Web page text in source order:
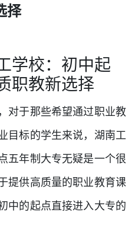
择
学校：初中起
职教新选择
对于那些希望通过职业教
目标的学生来说，湖南工
五年制大专无疑是一个很
提供高质量的职业教育课
中的起点直接进入大专的